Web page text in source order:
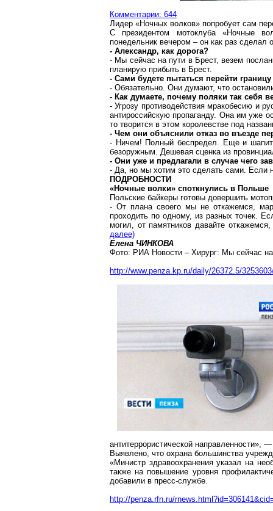
Комментарии: 644
Лидер «Ночных волков» попробует сам
С президентом мотоклуба«Ночные
понедельник вечером – он как раз сделал
- Александр, как дорога?
- Мы сейчас на пути в Брест, везем
планирую прибыть в Брест.
- Сами будете пытаться перейти
- Обязательно. Они думают, что
- Как думаете, почему поляки так себя
- Угрозу противодействия мракобесию и
антироссийскую пропаганду. Она им уже
то творится в этом королевстве под
- Чем они объяснили отказ во въезде
- Ничем! Полный беспредел. Еще и
безоружным. Дешевая сценка из
- Они уже и предлагали в случае чего
- Да, но мы хотим это сделать сами. Если
ПОДРОБНОСТИ
«Ночные волки» споткнулись в Польше
Польские байкеры готовы довершить
- От плана своего мы не откажемся,
проходить по одному, из разных точек.
могил, от памятников давайте
далее)
Елена ЧИНКОВА
Фото: РИА Новости – Хирург: Мы сейчас
http://www.penza.kp.ru/daily/26372.5/
антитеррористической направленности»,
Выявлено, что охрана большинства
«Министр здравоохранения указал на
также на повышение уровня
добавили в пресс-службе.
http://penza.rfn.ru/